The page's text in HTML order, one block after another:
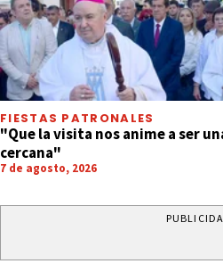
FIESTAS PATRONALES
"Que la visita nos anime a ser
cercana"
7 de agosto, 2026